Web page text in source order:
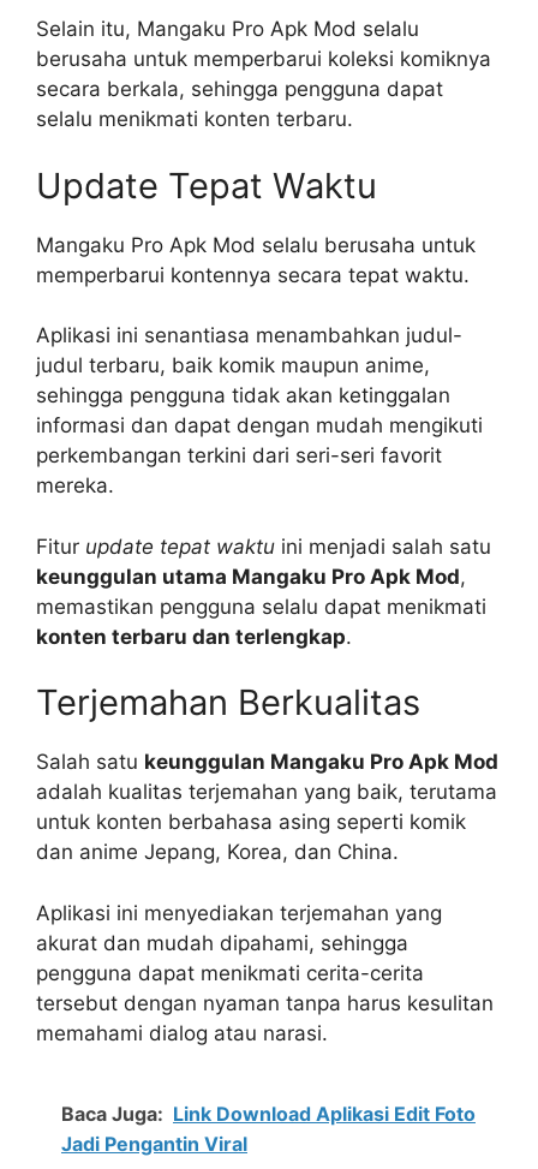
Selain itu, Mangaku Pro Apk Mod selalu
berusaha untuk memperbarui koleksi komiknya
secara berkala, sehingga pengguna dapat
selalu menikmati konten terbaru.
Update Tepat Waktu
Mangaku Pro Apk Mod selalu berusaha untuk
memperbarui kontennya secara tepat waktu.
Aplikasi ini senantiasa menambahkan judul-
judul terbaru, baik komik maupun anime,
sehingga pengguna tidak akan ketinggalan
informasi dan dapat dengan mudah mengikuti
perkembangan terkini dari seri-seri favorit
mereka.
Fitur update tepat waktu ini menjadi salah satu
keunggulan utama Mangaku Pro Apk Mod,
memastikan pengguna selalu dapat menikmati
konten terbaru dan terlengkap.
Terjemahan Berkualitas
Salah satu keunggulan Mangaku Pro Apk Mod
adalah kualitas terjemahan yang baik, terutama
untuk konten berbahasa asing seperti komik
dan anime Jepang, Korea, dan China.
Aplikasi ini menyediakan terjemahan yang
akurat dan mudah dipahami, sehingga
pengguna dapat menikmati cerita-cerita
tersebut dengan nyaman tanpa harus kesulitan
memahami dialog atau narasi.
Baca Juga: Link Download Aplikasi Edit Foto
Jadi Pengantin Viral